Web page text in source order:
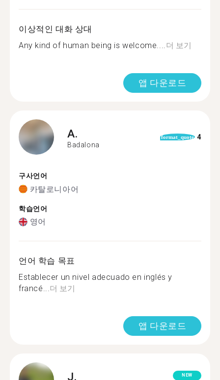
이상적인 대화 상대
Any kind of human being is welcome....더 보기
앱 다운로드
A.
Badalona
format_quote 4
구사언어
카탈로니아어
학습언어
영어
언어 학습 목표
Establecer un nivel adecuado en inglés y
francé...더 보기
앱 다운로드
J. NEW